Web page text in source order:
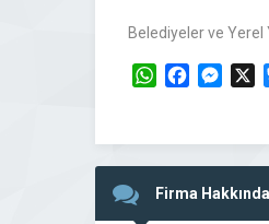
Belediyeler ve
WhatsAppFacebook
Firma